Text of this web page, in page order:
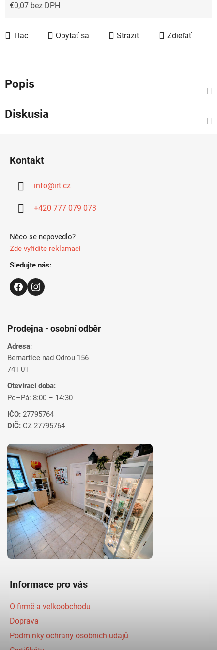
€0,07 bez DPH
Tlač
Opýtať sa Strážiť Zdieľať
Popis
Diskusia
Kontakt
info@irt.cz
+420 777 079 073
Něco se nepovedlo?
Zde vyřídíte reklamaci
Sledujte nás:
Prodejna - osobní odběr
Adresa:
Bernartice nad Odrou 156
741 01
Otevírací doba:
Po–Pá: 8:00 – 14:30
IČO: 27795764
DIČ: CZ 27795764
Informace pro vás
O firmě a velkoobchodu
Doprava
Podmínky ochrany osobních údajů